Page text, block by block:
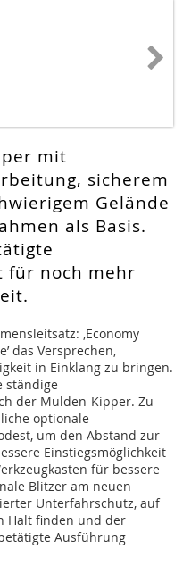
mit
sicherem
Gelände
als Basis.
für noch mehr
‚Economy
das Versprechen,
in Einklang zu bringen.
ständige
der Mulden-Kipper. Zu
optionale
um den Abstand zur
Einstiegsmöglichkeit
für bessere
Blitzer am neuen
Unterfahrschutz, auf
Halt finden und der
Ausführung